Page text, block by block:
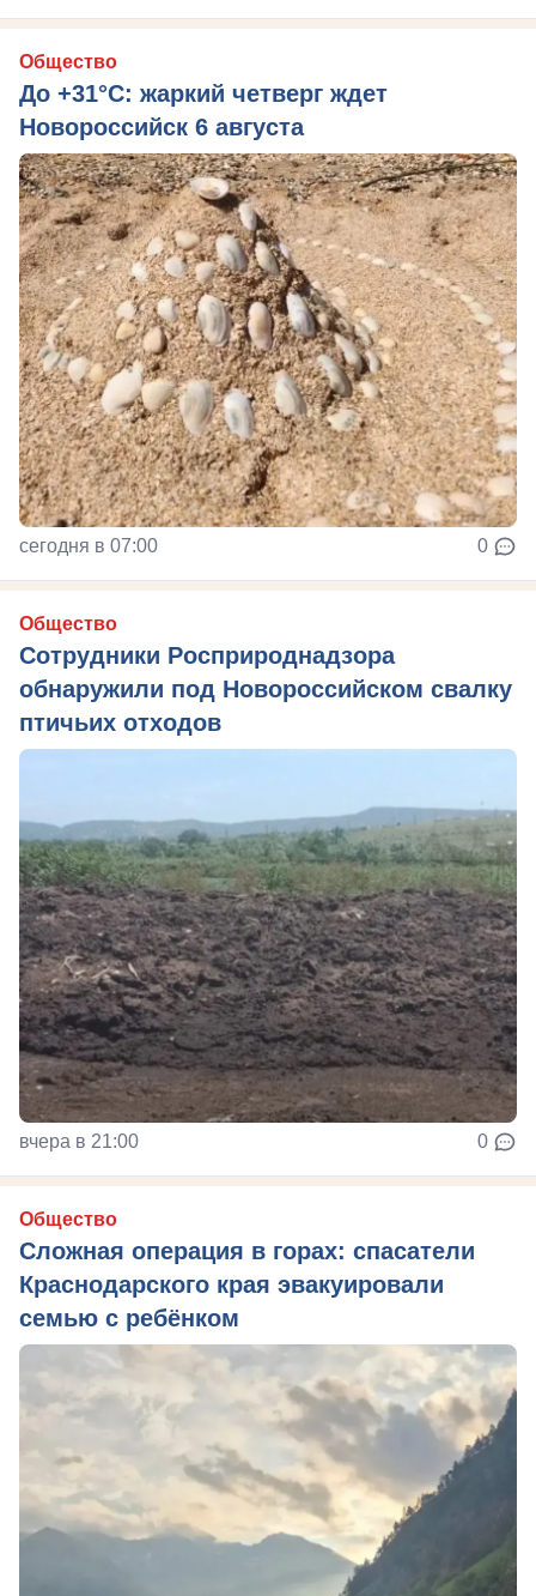
Общество
До +31°C: жаркий четверг ждет
Новороссийск 6 августа
сегодня в 07:00 0
Общество
Сотрудники Росприроднадзора
обнаружили под Новороссийском свалку
птичьих отходов
вчера в 21:00 0
Общество
Сложная операция в горах: спасатели
Краснодарского края эвакуировали
семью с ребёнком